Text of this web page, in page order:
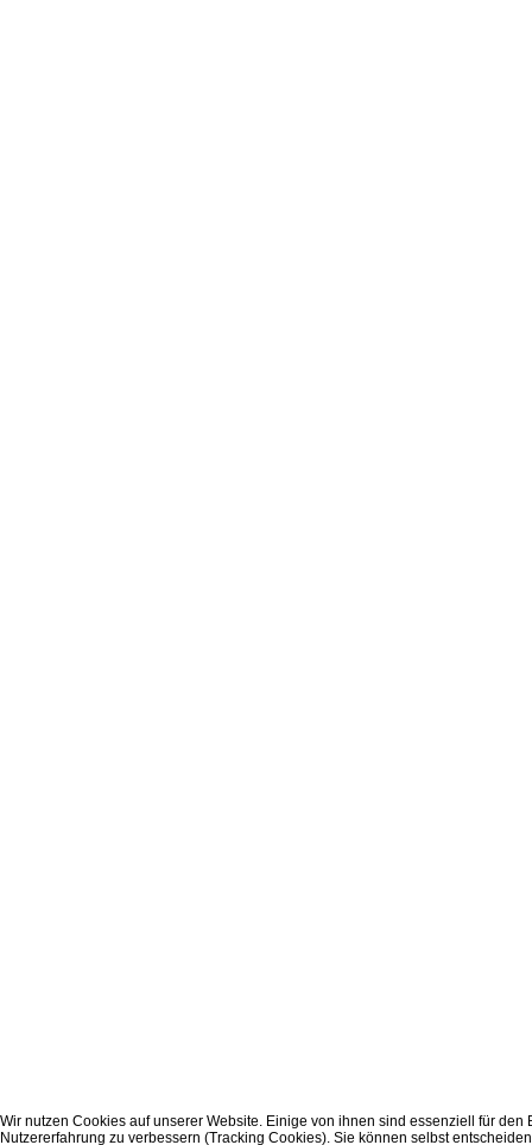
Wir nutzen Cookies auf unserer Website. Einige von ihnen sind essenziell für
Nutzererfahrung zu verbessern (Tracking Cookies). Sie können selbst